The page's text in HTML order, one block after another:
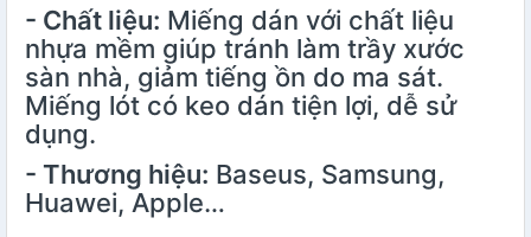
- Chất liệu: Miếng dán với chất liệu
nhựa mềm giúp tránh làm trầy xước
sàn nhà, giảm tiếng ồn do ma sát.
Miếng lót có keo dán tiện lợi, dễ sử
dụng.
- Thương hiệu: Baseus, Samsung,
Huawei, Apple…